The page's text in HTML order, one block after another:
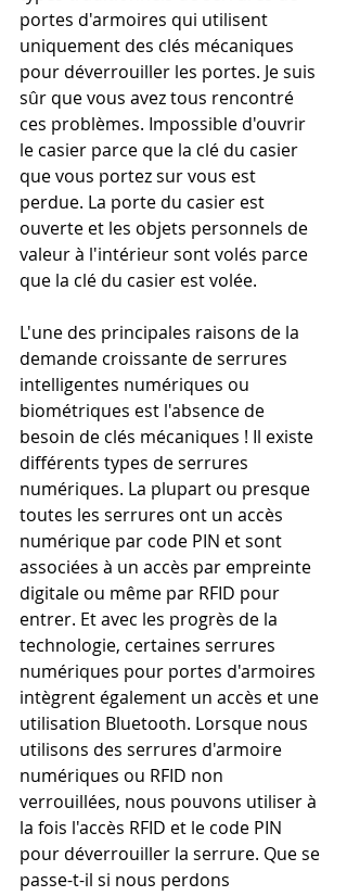
portes d'armoires qui utilisent
uniquement des clés mécaniques
pour déverrouiller les portes. Je suis
sûr que vous avez tous rencontré
ces problèmes. Impossible d'ouvrir
le casier parce que la clé du casier
que vous portez sur vous est
perdue. La porte du casier est
ouverte et les objets personnels de
valeur à l'intérieur sont volés parce
que la clé du casier est volée.
L'une des principales raisons de la
demande croissante de serrures
intelligentes numériques ou
biométriques est l'absence de
besoin de clés mécaniques ! Il existe
différents types de serrures
numériques. La plupart ou presque
toutes les serrures ont un accès
numérique par code PIN et sont
associées à un accès par empreinte
digitale ou même par RFID pour
entrer. Et avec les progrès de la
technologie, certaines serrures
numériques pour portes d'armoires
intègrent également un accès et une
utilisation Bluetooth. Lorsque nous
utilisons des serrures d'armoire
numériques ou RFID non
verrouillées, nous pouvons utiliser à
la fois l'accès RFID et le code PIN
pour déverrouiller la serrure. Que se
passe-t-il si nous perdons